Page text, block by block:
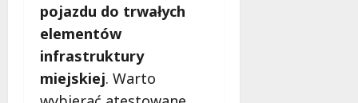
pojazdu do trwałych
elementów
infrastruktury
miejskiej. Warto